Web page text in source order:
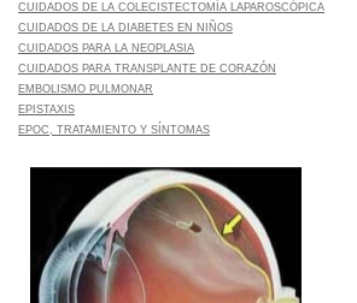
CUIDADOS DE LA COLECISTECTOMÍA LAPAROSCÓPICA
CUIDADOS DE LA DIABETES EN NIÑOS
CUIDADOS PARA LA NEOPLASIA
CUIDADOS PARA TRANSPLANTE DE CORAZÓN
EMBOLISMO PULMONAR
EPISTAXIS
EPOC, TRATAMIENTO Y SÍNTOMAS